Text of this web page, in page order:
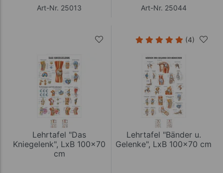
Art-Nr. 25013 Art-Nr. 25044
Lehrtafel "Das
Kniegelenk", LxB 100x70
cm
(4)
Lehrtafel "Bänder u.
Gelenke", LxB 100x70 cm